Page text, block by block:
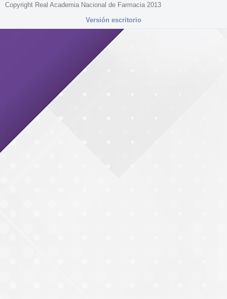
Copyright Real Academia Nacional de Farmacia 2013
Versión escritorio